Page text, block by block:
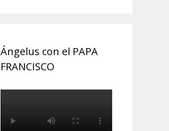
Ángelus con el PAPA
FRANCISCO